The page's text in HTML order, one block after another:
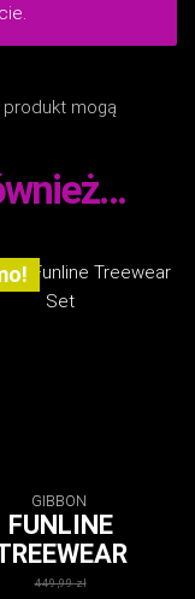
mogą
GIBBON
FUNLINE
449,99zł